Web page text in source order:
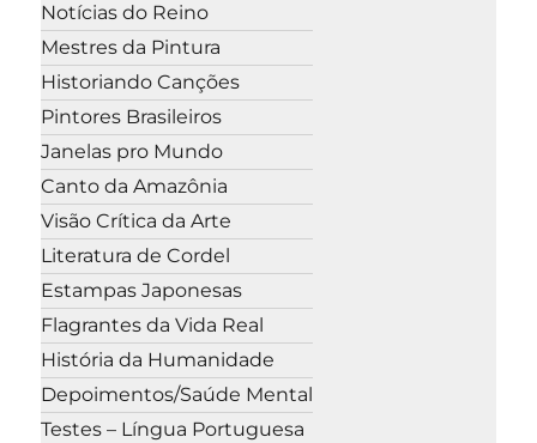
Notícias do Reino
Mestres da Pintura
Historiando Canções
Pintores Brasileiros
Janelas pro Mundo
Canto da Amazônia
Visão Crítica da Arte
Literatura de Cordel
Estampas Japonesas
Flagrantes da Vida Real
História da Humanidade
Depoimentos/Saúde Mental
Testes – Língua Portuguesa